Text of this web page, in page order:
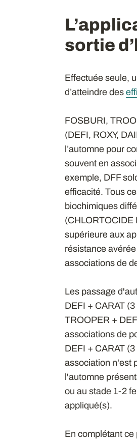
sortie
Effectuée seule,
d’atteindre des
FOSBURI,
(DEFI, ROXY,
l’automne pour
souvent en
exemple, DFF
efficacité. Tous
biochimiques
(CHLORTOCIDE
supérieure aux
résistance
associations de
Les passage
DEFI + CARAT
TROOPER +
associations de
DEFI + CARAT
association n'est
l'automne
ou au stade 1-2
appliqué(s).
En complétant